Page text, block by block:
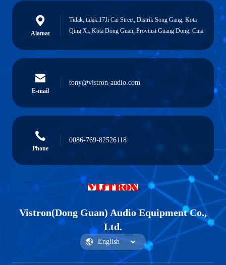
Alamat
Tidak, tidak.17Ji Cai Street, Distrik Song Gang, Kota
Qing Xi, Kota Dong Guan, Provinsi Guang Dong, Cina
E-mail
tony@vistron-audio.com
Phone
0086-769-82526118
Vistron(Dong Guan) Audio Equipment Co.,
Ltd.